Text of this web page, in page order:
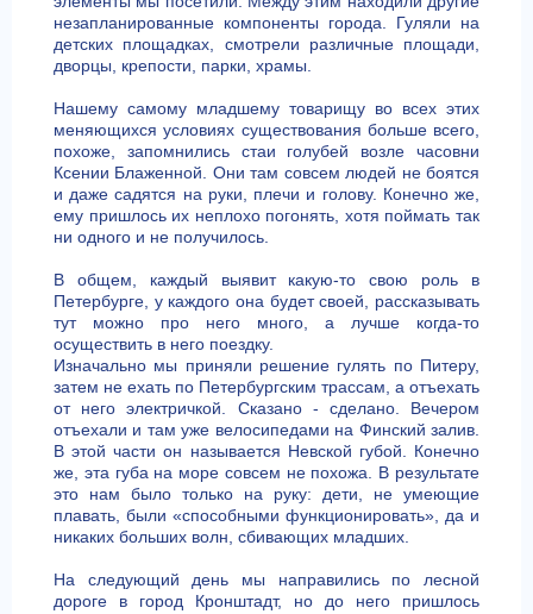
незапланированные компоненты города. Гуляли на
детских площадках, смотрели различные площади,
дворцы, крепости, парки, храмы.
Нашему самому младшему товарищу во всех этих
меняющихся условиях существования больше всего,
похоже, запомнились стаи голубей возле часовни
Ксении Блаженной. Они там совсем людей не боятся
и даже садятся на руки, плечи и голову. Конечно же,
ему пришлось их неплохо погонять, хотя поймать так
ни одного и не получилось.
В общем, каждый выявит какую-то свою роль в
Петербурге, у каждого она будет своей, рассказывать
тут можно про него много, а лучше когда-то
осуществить в него поездку.
Изначально мы приняли решение гулять по Питеру,
затем не ехать по Петербургским трассам, а отъехать
от него электричкой. Сказано - сделано. Вечером
отъехали и там уже велосипедами на Финский залив.
В этой части он называется Невской губой. Конечно
же, эта губа на море совсем не похожа. В результате
это нам было только на руку: дети, не умеющие
плавать, были «способными функционировать», да и
никаких больших волн, сбивающих младших.
На следующий день мы направились по лесной
дороге в город Кронштадт, но до него пришлось